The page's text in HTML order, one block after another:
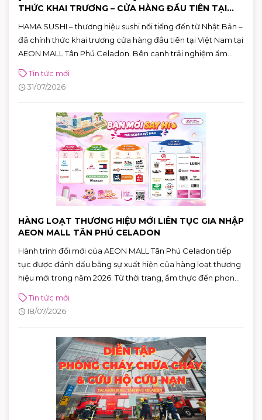
THỨC KHAI TRƯƠNG – CỬA HÀNG ĐẦU TIÊN TẠI
HAMA SUSHI – thương hiệu sushi nổi tiếng đến từ Nhật Bản –
đã chính thức khai trương cửa hàng đầu tiên tại Việt Nam tại
AEON MALL Tân Phú Celadon. Bên cạnh trải nghiệm ẩm
hoạt động đặc biệt và nhận nhiều phần quà hấp dẫn đến hết
ngày 02/08.
Tin tức mới
31/07/2026
HÀNG LOẠT THƯƠNG HIỆU MỚI LIÊN TỤC GIA NHẬP
AEON MALL TÂN PHÚ CELADON
Hành trình đổi mới của AEON MALL Tân Phú Celadon tiếp
tục được đánh dấu bằng sự xuất hiện của hàng loạt thương
hiệu mới trong năm 2026. Từ thời trang, ẩm thực đến phong
mang đến những trải nghiệm mua sắm và giải trí ngày càng
đa dạng cho khách hàng.
Tin tức mới
18/07/2026